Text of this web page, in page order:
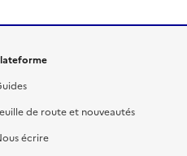
de route et nouveautés
écrire